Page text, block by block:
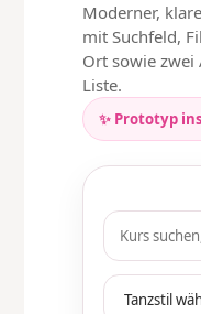
Moderner,
mit Suchfeld,
Ort sowie zwei
Liste.
✨ Prototyp